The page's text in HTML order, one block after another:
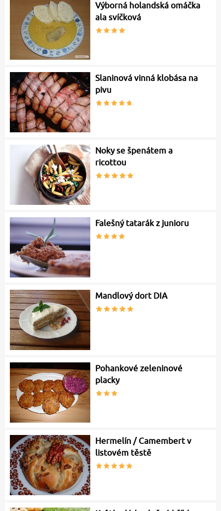
Výborná holandská omáčka
ala svíčková
Slaninová vinná klobása na
pivu
Noky se špenátem a
ricottou
Falešný tatarák z junioru
Mandlový dort DIA
Pohankové zeleninové
placky
Hermelín / Camembert v
listovém těstě